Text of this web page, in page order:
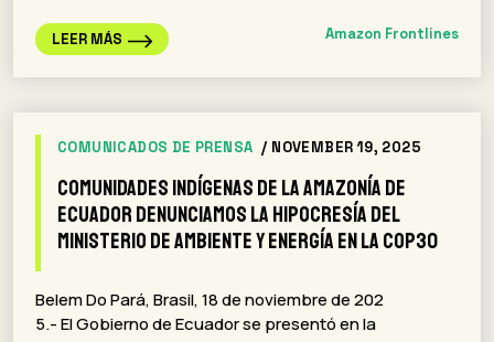
LEER MÁS Amazon Frontlines
COMUNICADOS DE PRENSA / NOVEMBER 19, 2025
Comunidades Indígenas de la Amazonía de
Ecuador denunciamos la hipocresía del
Ministerio de Ambiente y Energía en la COP30
Belem Do Pará, Brasil, 18 de noviembre de 202
5.- El Gobierno de Ecuador se presentó en la